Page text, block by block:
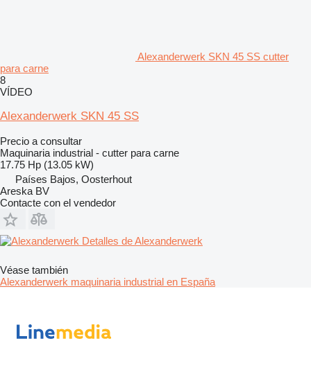
Alexanderwerk SKN 45 SS cutter
para carne
8
VÍDEO
Alexanderwerk SKN 45 SS
Precio a consultar
Maquinaria industrial - cutter para carne
17.75 Hp (13.05 kW)
Países Bajos, Oosterhout
Areska BV
Contacte con el vendedor
Detalles de Alexanderwerk
Véase también
Alexanderwerk maquinaria industrial en España